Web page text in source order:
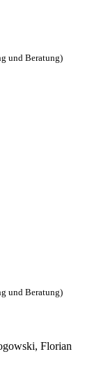
und Beratung)
und Beratung)
Florian